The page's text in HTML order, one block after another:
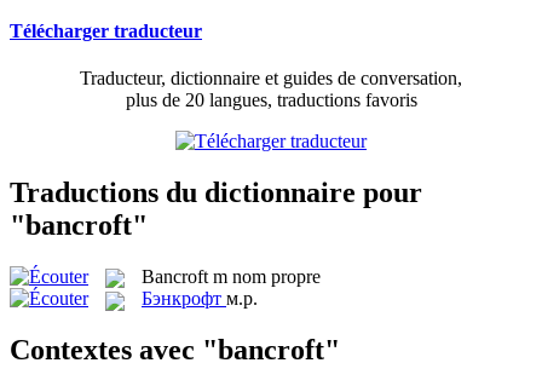
Télécharger traducteur
Traducteur, dictionnaire et guides de conversation,
plus de 20 langues, traductions favoris
Traductions du dictionnaire pour
"bancroft"
Bancroft m nom propre
Бэнкрофт м.р.
Contextes avec "bancroft"